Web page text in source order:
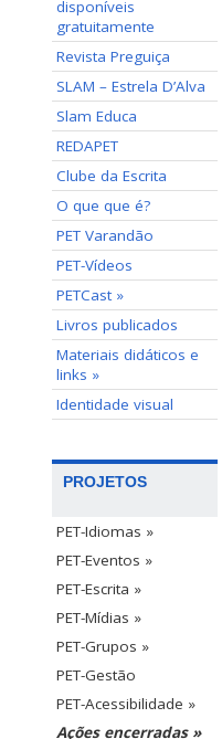
disponíveis
gratuitamente
Revista Preguiça
SLAM – Estrela D’Alva
Slam Educa
REDAPET
Clube da Escrita
O que que é?
PET Varandão
PET-Vídeos
PETCast »
Livros publicados
Materiais didáticos e
links »
Identidade visual
PROJETOS
PET-Idiomas »
PET-Eventos »
PET-Escrita »
PET-Mídias »
PET-Grupos »
PET-Gestão
PET-Acessibilidade »
Ações encerradas »